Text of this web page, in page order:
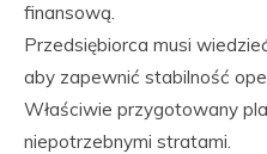
finansową.
Przedsiębiorca musi
aby zapewnić stabilność
Właściwie przygotowany
niepotrzebnymi stratami.